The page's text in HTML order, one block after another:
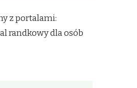
z portalami:
randkowy dla osób